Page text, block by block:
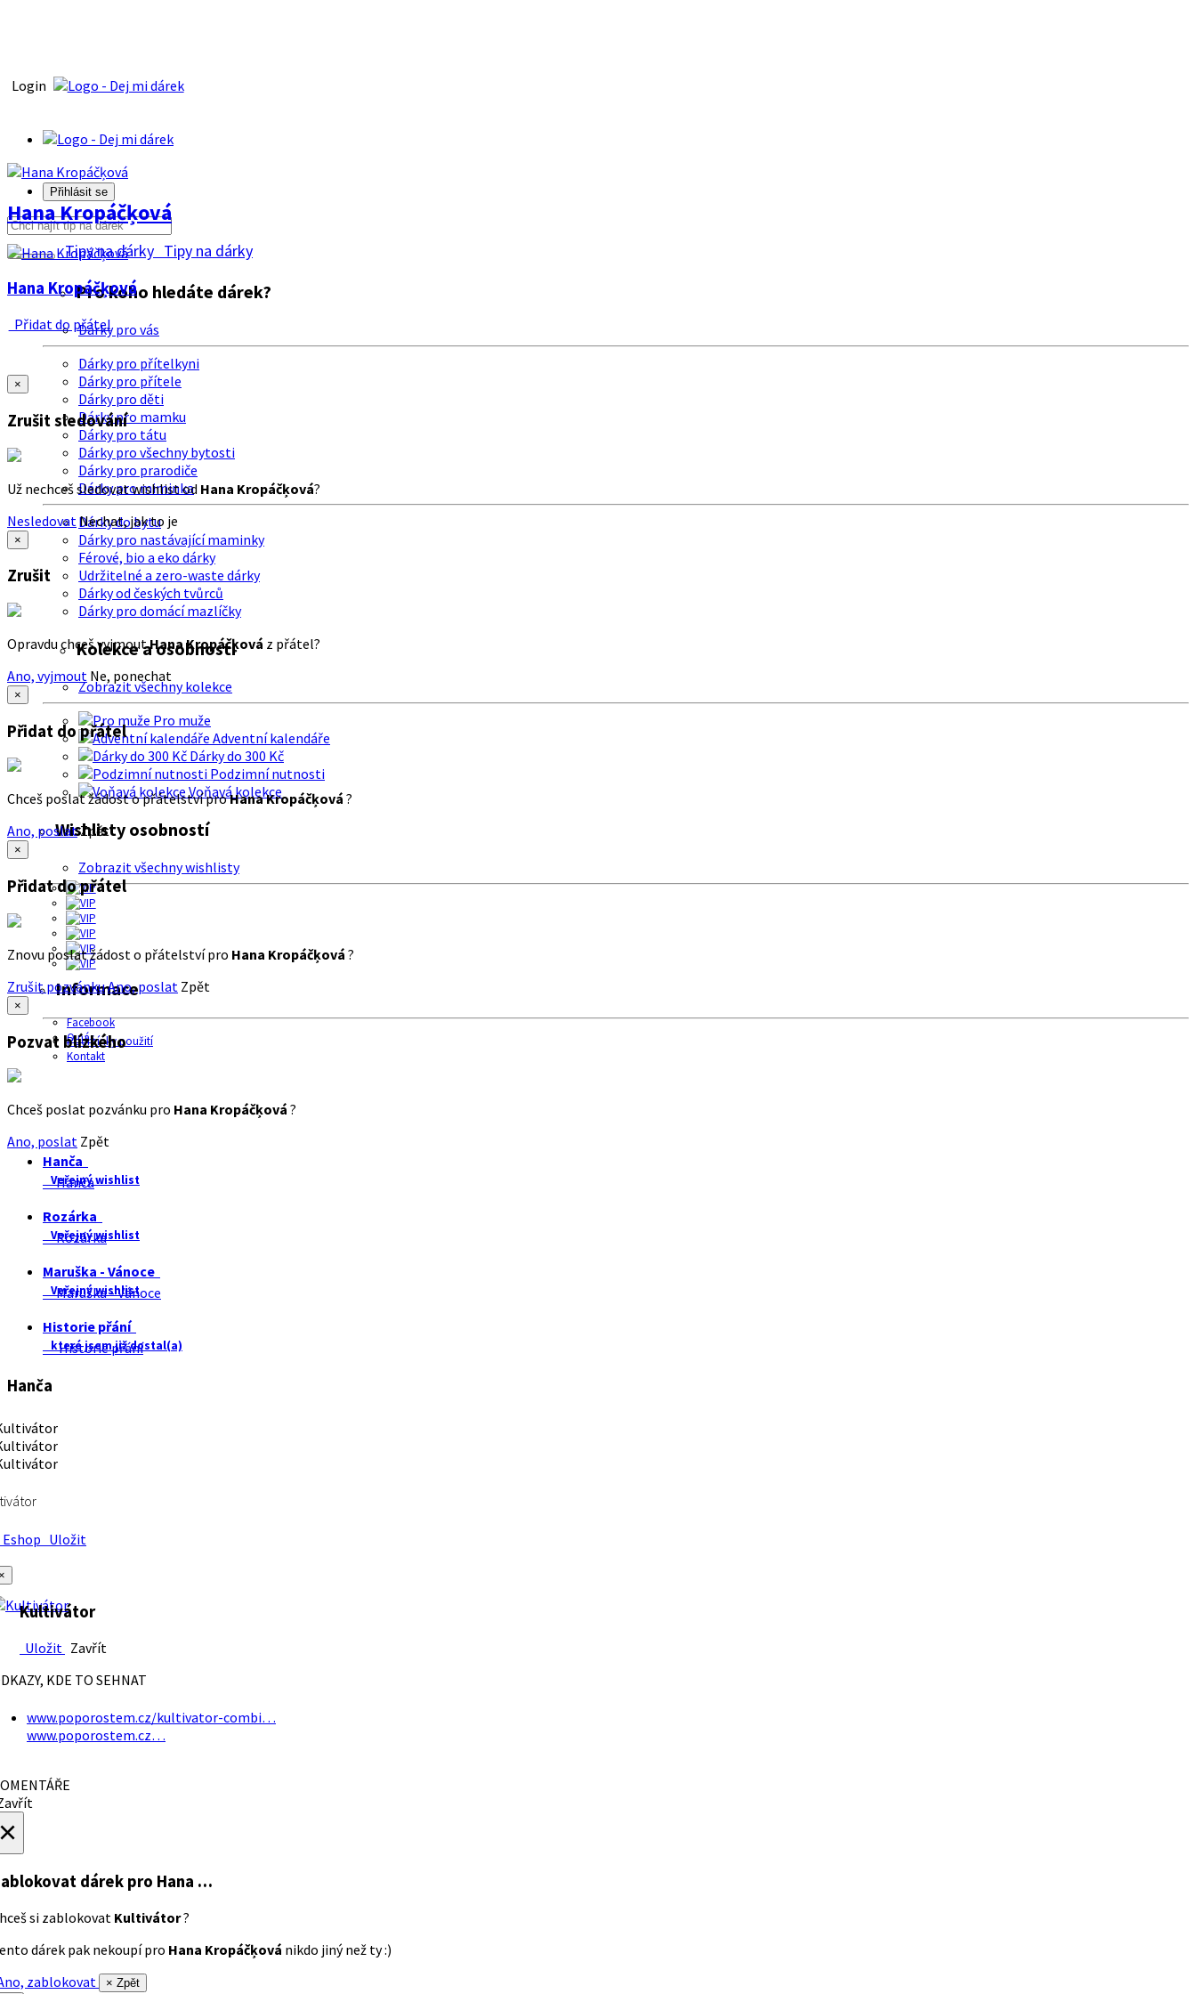
Login
Přihlásit se
Tipy na dárky Tipy na dárky
Pro koho hledáte dárek?
Dárky pro vás
Dárky pro přítelkyni
Dárky pro přítele
Dárky pro děti
Dárky pro mamku
Dárky pro tátu
Dárky pro všechny bytosti
Dárky pro prarodiče
Dárky pro miminka
Dárky do bytu
Dárky pro nastávající maminky
Férové, bio a eko dárky
Udržitelné a zero-waste dárky
Dárky od českých tvůrců
Dárky pro domácí mazlíčky
Kolekce a osobnosti
Zobrazit všechny kolekce
Pro muže
Adventní kalendáře
Dárky do 300 Kč
Podzimní nutnosti
Voňavá kolekce
Wishlisty osobností
Zobrazit všechny wishlisty
Informace
Facebook
O nás
Podmínky použití
Kontakt
Hana Kropáčķová
Hana Kropáčķová
Přidat do přátel
×
Zrušit sledování
Už nechceš sledovat wishlist od Hana Kropáčķová?
Nesledovat Nechat, jak to je
×
Zrušit
Opravdu chceš vyjmoutHana Kropáčķová z přátel?
Ano, vyjmout Ne, ponechat
×
Přidat do přátel
Chceš poslat žádost o přátelství proHana Kropáčķová ?
Ano, poslatZpět
×
Přidat do přátel
Znovu poslat žádost o přátelství pro Hana Kropáčķová ?
Zrušit pozvánkuAno, poslat Zpět
×
Pozvat blízkého
Chceš poslat pozvánku pro Hana Kropáčķová ?
Ano, poslat Zpět
Hanča
Veřejný wishlist
Hanča
Rozárka
Veřejný wishlist
Rozárka
Maruška - Vánoce
Veřejný wishlist
Maruška - Vánoce
Historie přání
které jsem již dostal(a)
Historie přání
Hanča
Uložit
Kultivátor
Uložit Zavřít
KDE TO SEHNAT
www.poporostem.cz/kultivator-combi…
www.poporostem.cz…
dárek pro Hana …
si zablokovat Kultivátor?
dárek pak nekoupí pro Hana Kropáčķová nikdo jiný než ty :)
zablokovat
× Zpět